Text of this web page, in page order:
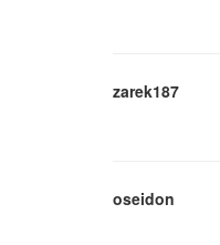
zarek187
oseidon